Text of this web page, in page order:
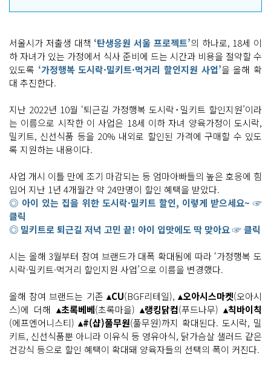
서울시가 저출생 대책 ‘탄생응원 서울 프로젝트’의 하나로, 18세 이
하 자녀가 있는 가정에서 식사 준비에 드는 시간과 비용을 절약할 수
있도록 ‘가정행복 도시락·밀키트·먹거리 할인지원 사업’을 올해 확
대 추진한다.
지난 2022년 10월 ‘퇴근길 가정행복 도시락･밀키트 할인지원’이라
는 이름으로 시작한 이 사업은 18세 이하 자녀 양육가정이 도시락,
밀키트, 신선식품 등을 20% 내외로 할인된 가격에 구매할 수 있도
록 지원하는 내용이다.
사업 개시 이틀 만에 조기 마감되는 등 엄마아빠들의 높은 호응에 힘
입어 지난 1년 4개월간 약 24만명이 할인 혜택을 받았다.
◎ 아이 있는 집을 위한 도시락·밀키트 할인, 이렇게 받으세요~ ☞
클릭
◎ 밀키트로 퇴근길 저녁 고민 끝! 아이 입맛에도 딱 맞아요 ☞ 클릭
시는 올해 3월부터 참여 브랜드가 대폭 확대됨에 따라 ‘가정행복 도
시락·밀키트·먹거리 할인지원 사업’으로 이름을 변경했다.
올해 참여 브랜드는 기존 ▴CU(BGF리테일),▴오아시스마켓(오아시
스)에 더해 ▴초록베베(초록마을) ▴랭킹닭컴(푸드나무) ▴칙바이칙
(에프엔어니스티) ▴#(샵)풀무원(풀무원)까지 확대된다. 도시락, 밀
키트, 신선식품뿐 아니라 이유식 등 영유아식, 닭가슴살 샐러드 같은
건강식 등으로 할인 혜택이 확대돼 양육자들의 선택의 폭이 커진다.